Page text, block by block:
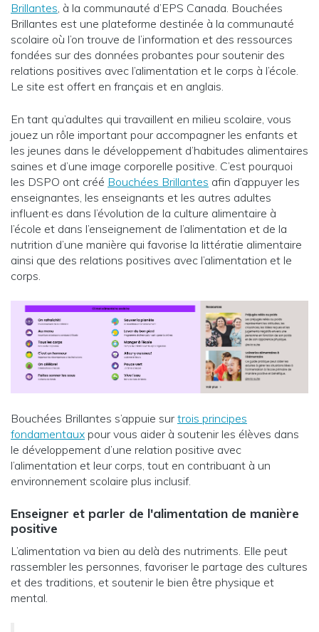
Brillantes, à la communauté d’EPS Canada. Bouchées
Brillantes est une plateforme destinée à la communauté
scolaire où l’on trouve de l’information et des ressources
fondées sur des données probantes pour soutenir des
relations positives avec l’alimentation et le corps à l’école.
Le site est offert en français et en anglais.
En tant qu’adultes qui travaillent en milieu scolaire, vous
jouez un rôle important pour accompagner les enfants et
les jeunes dans le développement d’habitudes alimentaires
saines et d’une image corporelle positive. C’est pourquoi
les DSPO ont créé Bouchées Brillantes afin d’appuyer les
enseignantes, les enseignants et les autres adultes
influent·es dans l’évolution de la culture alimentaire à
l’école et dans l’enseignement de l’alimentation et de la
nutrition d’une manière qui favorise la littératie alimentaire
ainsi que des relations positives avec l’alimentation et le
corps.
Bouchées Brillantes s’appuie sur trois principes
fondamentaux pour vous aider à soutenir les élèves dans
le développement d’une relation positive avec
l’alimentation et leur corps, tout en contribuant à un
environnement scolaire plus inclusif.
Enseigner et parler de l'alimentation de manière
positive
L’alimentation va bien au delà des nutriments. Elle peut
rassembler les personnes, favoriser le partage des cultures
et des traditions, et soutenir le bien être physique et
mental.